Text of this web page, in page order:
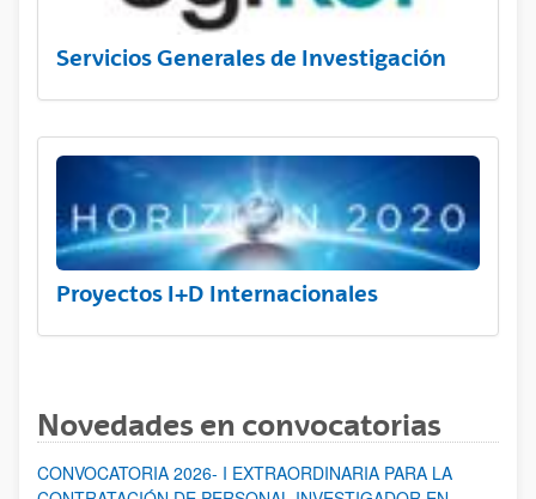
Servicios Generales de Investigación
Proyectos I+D Internacionales
Novedades en convocatorias
CONVOCATORIA 2026- I EXTRAORDINARIA PARA LA